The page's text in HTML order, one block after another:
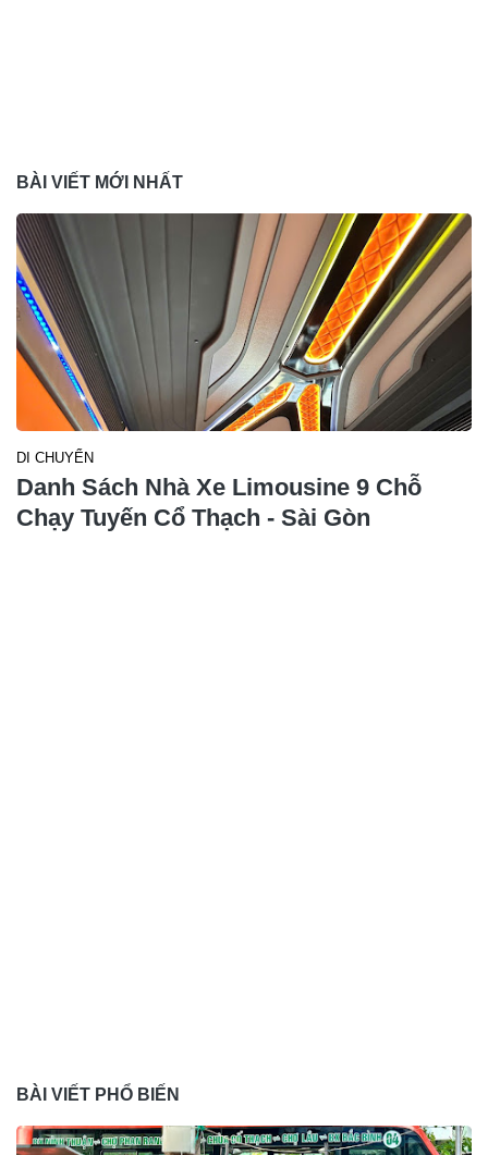
BÀI VIẾT MỚI NHẤT
DI CHUYỂN
Danh Sách Nhà Xe Limousine 9 Chỗ
Chạy Tuyến Cổ Thạch - Sài Gòn
BÀI VIẾT PHỔ BIẾN